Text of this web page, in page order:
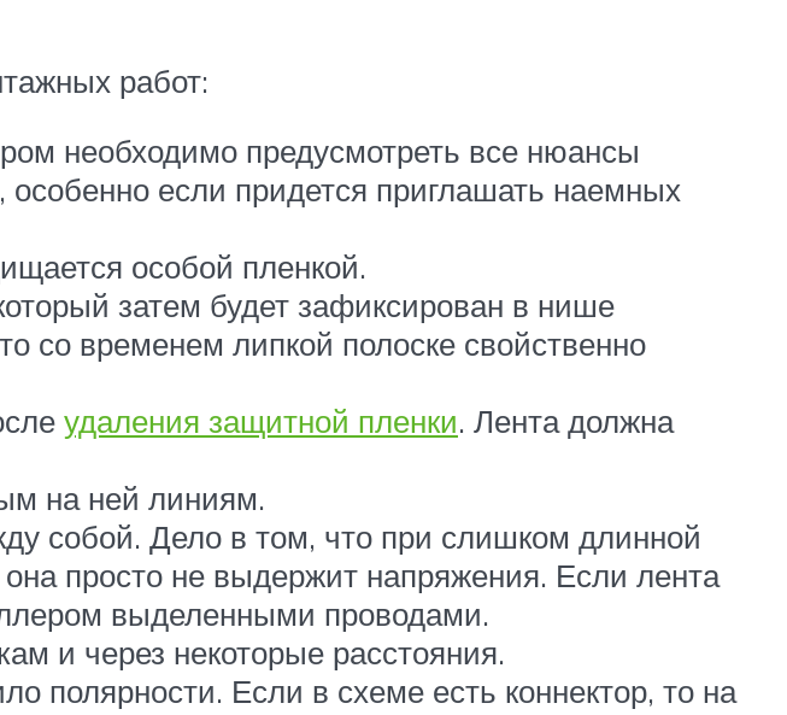
работ:
необходимо предусмотреть все нюансы
если придется приглашать наемных
особой пленкой.
затем будет зафиксирован в нише
со временем липкой полоске свойственно
удаления защитной пленки. Лента должна
на ней линиям.
собой. Дело в том, что при слишком длинной
просто не выдержит напряжения. Если лента
выделенными проводами.
и через некоторые расстояния.
полярности. Если в схеме есть коннектор, то на